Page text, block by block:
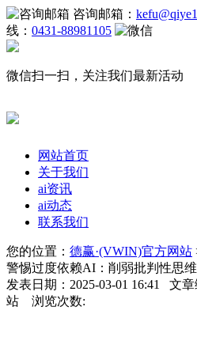
咨询邮箱：
线： 0431-88981105
微信扫一扫，关注我们最新活动
网站首页
关于我们
ai资讯
ai动态
联系我们
您的位置： 德赢·(VWIN)官方网站
警惕过度依赖AI：削弱批判性思
发表日期：2025-03-01 16:41 文
站 浏览次数: